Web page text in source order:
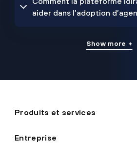
aider dans l’adoption
Show more +
Produits et services
Entreprise